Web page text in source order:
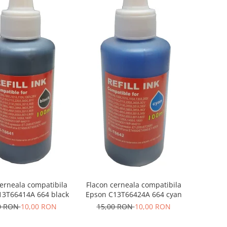
compatibila
664 black
RON10,00 RON
Flacon cerneala compatibila
Epson C13T66424A 664 cyan
15,00 RON10,00 RON